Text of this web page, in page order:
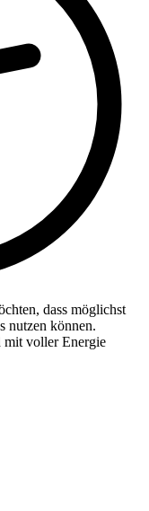
dass möglichst
nutzen können.
voller Energie